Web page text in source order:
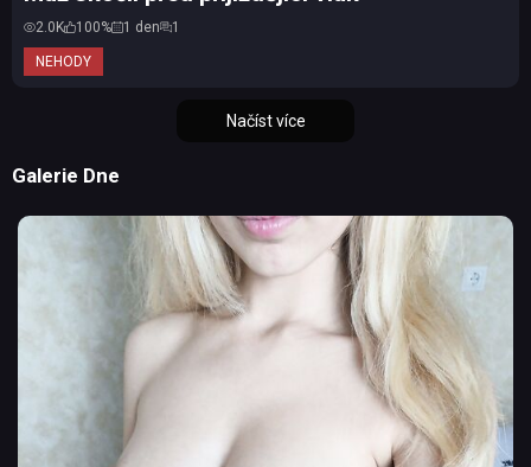
NEHODY
2.0K 100% 1 den 1
Načíst více
Galerie Dne